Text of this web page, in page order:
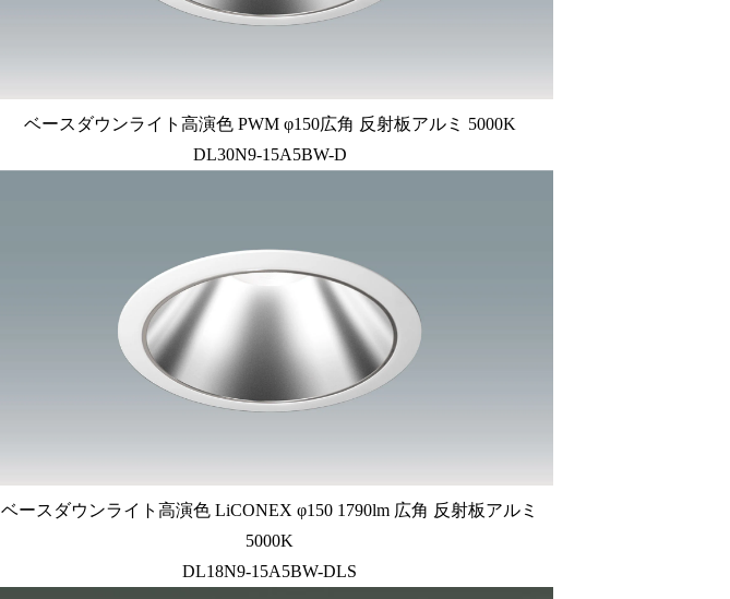
ベースダウンライト高演色 PWM φ150広角 反射板アルミ 5000K
DL30N9-15A5BW-D
ベースダウンライト高演色 LiCONEX φ150 1790lm 広角 反射板アルミ
5000K
DL18N9-15A5BW-DLS